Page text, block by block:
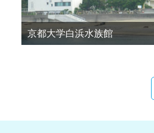
京都大学白浜水族館